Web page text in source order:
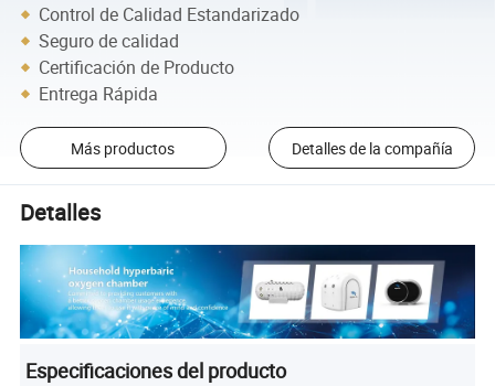
Control de Calidad Estandarizado
Seguro de calidad
Certificación de Producto
Entrega Rápida
Más productos Detalles de la compañía
Detalles
Especificaciones del producto